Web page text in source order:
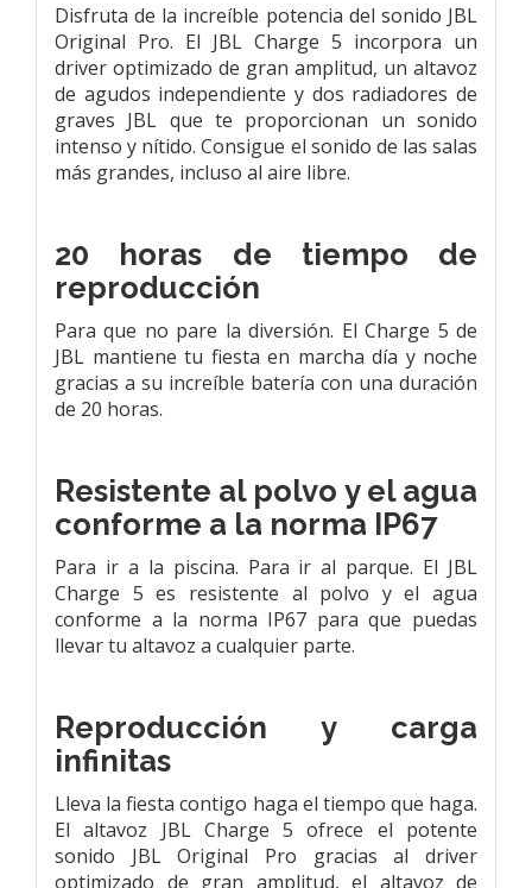
Disfruta de la increíble potencia del sonido JBL
Original Pro. El JBL Charge 5 incorpora un
driver optimizado de gran amplitud, un altavoz
de agudos independiente y dos radiadores de
graves JBL que te proporcionan un sonido
intenso y nítido. Consigue el sonido de las salas
más grandes, incluso al aire libre.
20 horas de tiempo de
reproducción
Para que no pare la diversión. El Charge 5 de
JBL mantiene tu fiesta en marcha día y noche
gracias a su increíble batería con una duración
de 20 horas.
Resistente al polvo y el agua
conforme a la norma IP67
Para ir a la piscina. Para ir al parque. El JBL
Charge 5 es resistente al polvo y el agua
conforme a la norma IP67 para que puedas
llevar tu altavoz a cualquier parte.
Reproducción y carga
infinitas
Lleva la fiesta contigo haga el tiempo que haga.
El altavoz JBL Charge 5 ofrece el potente
sonido JBL Original Pro gracias al driver
optimizado de gran amplitud, el altavoz de